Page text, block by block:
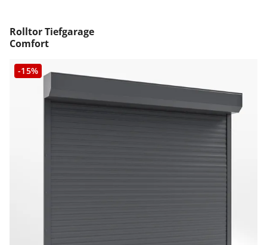
Rolltor Tiefgarage
Comfort
-15%